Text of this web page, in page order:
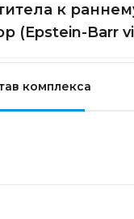
к
(Epstein-Barr
комплекса